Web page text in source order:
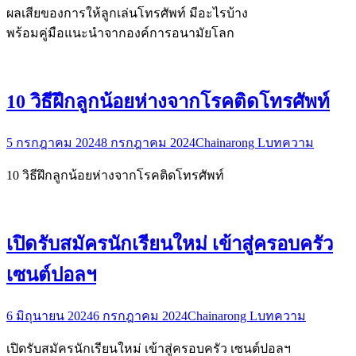
ผลเสียของการให้ลูกเล่นโทรศัพท์ มีอะไรบ้าง
พร้อมคู่มือแนะนำจากองค์การอนามัยโลก
10 วิธีฝึกลูกน้อยห่างจากโรคติดโทรศัพท์
5 กรกฎาคม 20248 กรกฎาคม 2024Chainarong Lบทความ
10 วิธีฝึกลูกน้อยห่างจากโรคติดโทรศัพท์
เปิดรับสมัครนักเรียนใหม่ เข้าสู่ครอบครัว
เซนต์ปอลฯ
6 มิถุนายน 20246 กรกฎาคม 2024Chainarong Lบทความ
เปิดรับสมัครนักเรียนใหม่ เข้าสู่ครอบครัว เซนต์ปอลฯ